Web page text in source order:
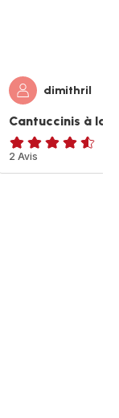
dimithril
Cantuccinis à la
ratings.4.5
2 Avis